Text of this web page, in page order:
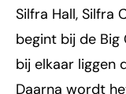
Silfra Hall, Silfra
begint bij de
bij elkaar liggen
Daarna wordt